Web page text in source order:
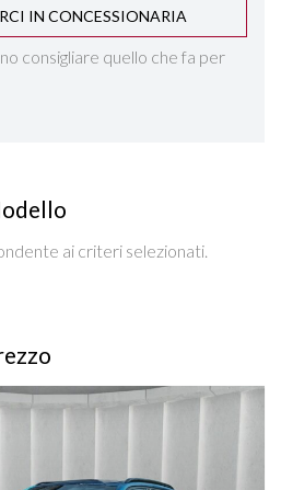
IN ALTEZZA
PIOGGIA
RICHIUDIBILI
IN CONCESSIONARIA
consigliare quello che fa per
ai criteri selezionati.